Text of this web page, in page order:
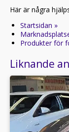
Här är några
Startsidan »
Produkter för
Liknande